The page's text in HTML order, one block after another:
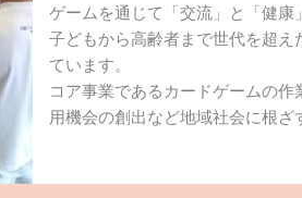
ゲームを通じて「交流」と「健康
子どもから高齢者まで世代を超
ています。
コア事業であるカードゲームの
用機会の創出など地域社会に根ざ